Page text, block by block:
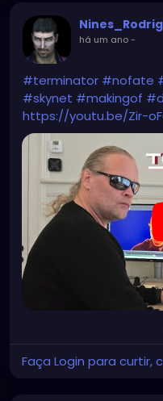
há um ano-
#terminator #nofate
#skynet #makingof
https://youtu.be/Zir-
Faça Login para